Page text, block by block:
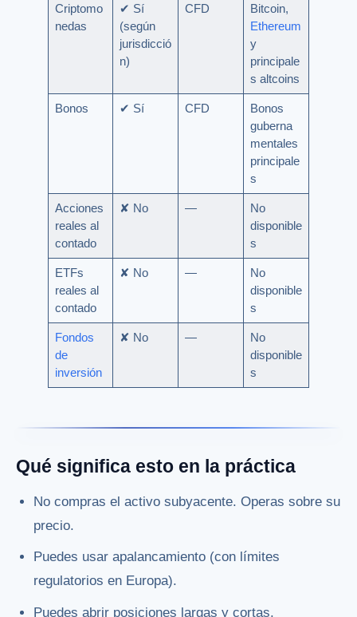
Criptomo
nedas
✔ Sí
(según
jurisdicció
n)
CFD
Bitcoin,
Ethereum
y
principale
s altcoins
Bonos ✔ Sí CFD
Bonos
guberna
mentales
principale
s
Acciones
reales al
contado
✘ No —
No
disponible
s
ETFs
reales al
contado
✘ No —
No
disponible
s
Fondos
de
inversión
✘ No —
No
disponible
s
Qué significa esto en la práctica
No compras el activo subyacente. Operas sobre su
precio.
Puedes usar apalancamiento (con límites
regulatorios en Europa).
Puedes abrir posiciones largas y cortas.